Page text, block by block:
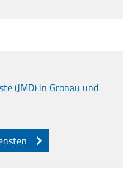
(JMD) in Gronau und